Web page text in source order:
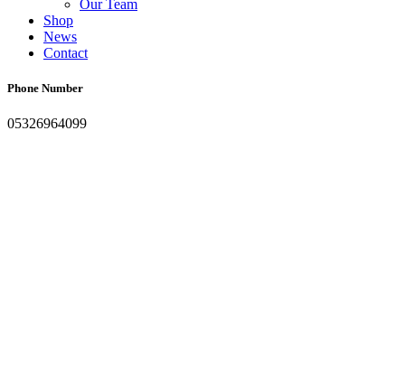
Our Team
Shop
News
Contact
Phone Number
05326964099